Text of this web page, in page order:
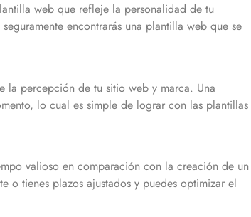
web que refleje la personalidad de tu
encontrarás una plantilla web que se
la percepción de tu sitio web y marca. Una
lo cual es simple de lograr con las plantillas
valioso en comparación con la creación de un
o tienes plazos ajustados y puedes optimizar el